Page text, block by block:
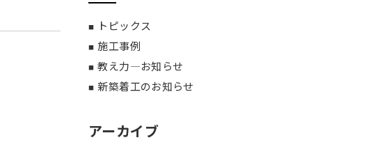
トピックス
施工事例
教え力―お知らせ
新築着工のお知らせ
アーカイブ